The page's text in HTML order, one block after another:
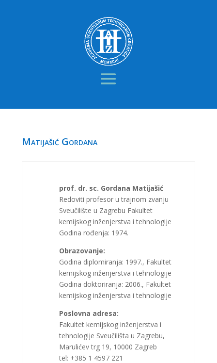
Matijašić Gordana
prof. dr. sc. Gordana Matijašić
Redoviti profesor u trajnom zvanju
Sveučilište u Zagrebu Fakultet
kemijskog inženjerstva i tehnologije
Godina rođenja: 1974.
Obrazovanje:
Godina diplomiranja: 1997., Fakultet
kemijskog inženjerstva i tehnologije
Godina doktoriranja: 2006., Fakultet
kemijskog inženjerstva i tehnologije
Poslovna adresa:
Fakultet kemijskog inženjerstva i
tehnologije Sveučilišta u Zagrebu,
Marulićev trg 19, 10000 Zagreb
tel: +385 1 4597 221